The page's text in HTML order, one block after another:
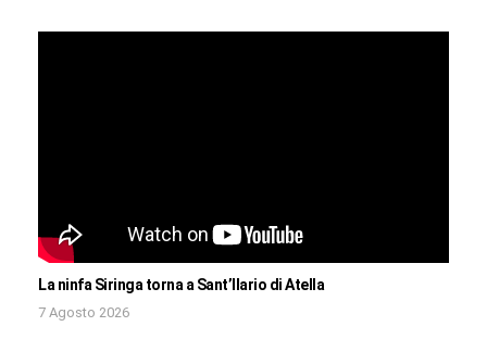
La ninfa Siringa torna a Sant’Ilario di Atella
7 Agosto 2026